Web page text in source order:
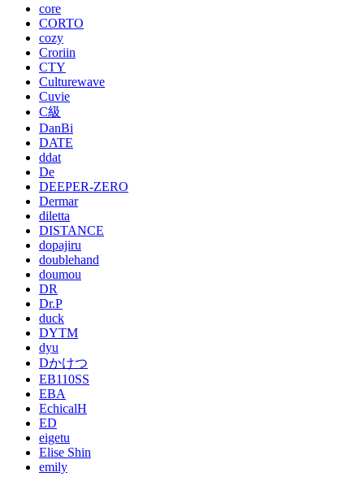
core
CORTO
cozy
Croriin
CTY
Culturewave
Cuvie
C級
DanBi
DATE
ddat
De
DEEPER-ZERO
Dermar
diletta
DISTANCE
dopajiru
doublehand
doumou
DR
Dr.P
duck
DYTM
dyu
Dかけつ
EB110SS
EBA
EchicalH
ED
eigetu
Elise Shin
emily